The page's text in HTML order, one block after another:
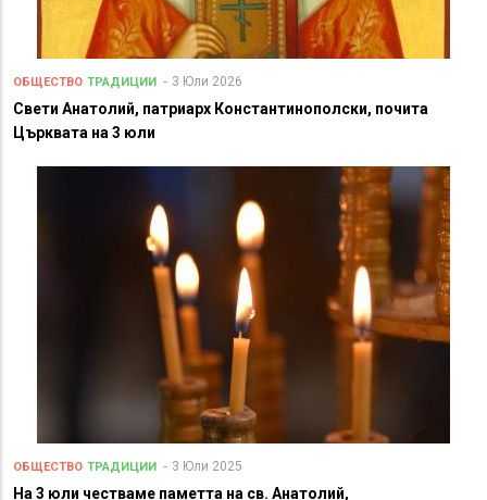
ОБЩЕСТВО ТРАДИЦИИ 3 Юли 2026
Свети Анатолий, патриарх Константинополски, почита
Църквата на 3 юли
ОБЩЕСТВО ТРАДИЦИИ 3 Юли 2025
На 3 юли честваме паметта на св. Анатолий,